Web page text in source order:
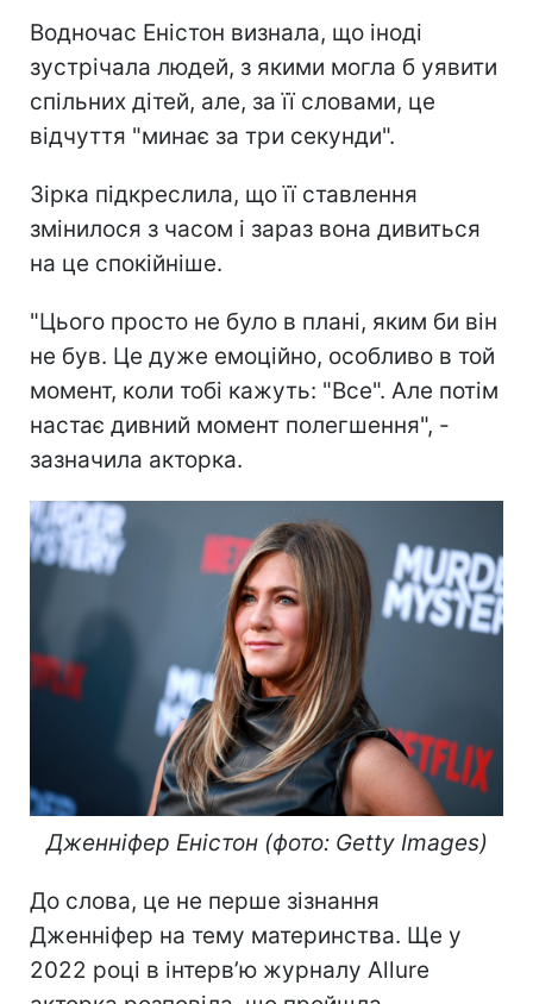
Водночас Еністон визнала, що іноді
зустрічала людей, з якими могла б уявити
спільних дітей, але, за її словами, це
відчуття "минає за три секунди".
Зірка підкреслила, що її ставлення
змінилося з часом і зараз вона дивиться
на це спокійніше.
"Цього просто не було в плані, яким би він
не був. Це дуже емоційно, особливо в той
момент, коли тобі кажуть: "Все". Але потім
настає дивний момент полегшення", -
зазначила акторка.
Дженніфер Еністон (фото: Getty Images)
До слова, це не перше зізнання
Дженніфер на тему материнства. Ще у
2022 році в інтерв’ю журналу Allure